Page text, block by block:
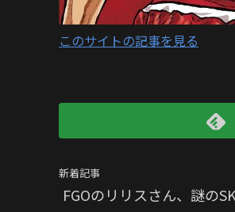
このサイトの記事を見る
新着記事
FGOのリリスさん、謎の